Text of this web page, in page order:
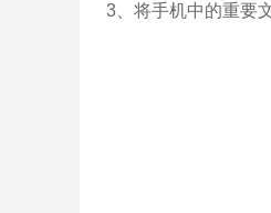
3、将手机中的重要